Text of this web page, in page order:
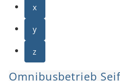
x
y
z
Omnibusbetrieb